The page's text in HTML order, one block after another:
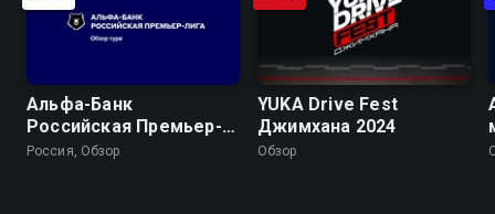
Альфа-Банк
Российская Премьер-
Лига. Обзор тура
Россия, Обзор
YUKA Drive Fest
Джимхана 2024
Обзор